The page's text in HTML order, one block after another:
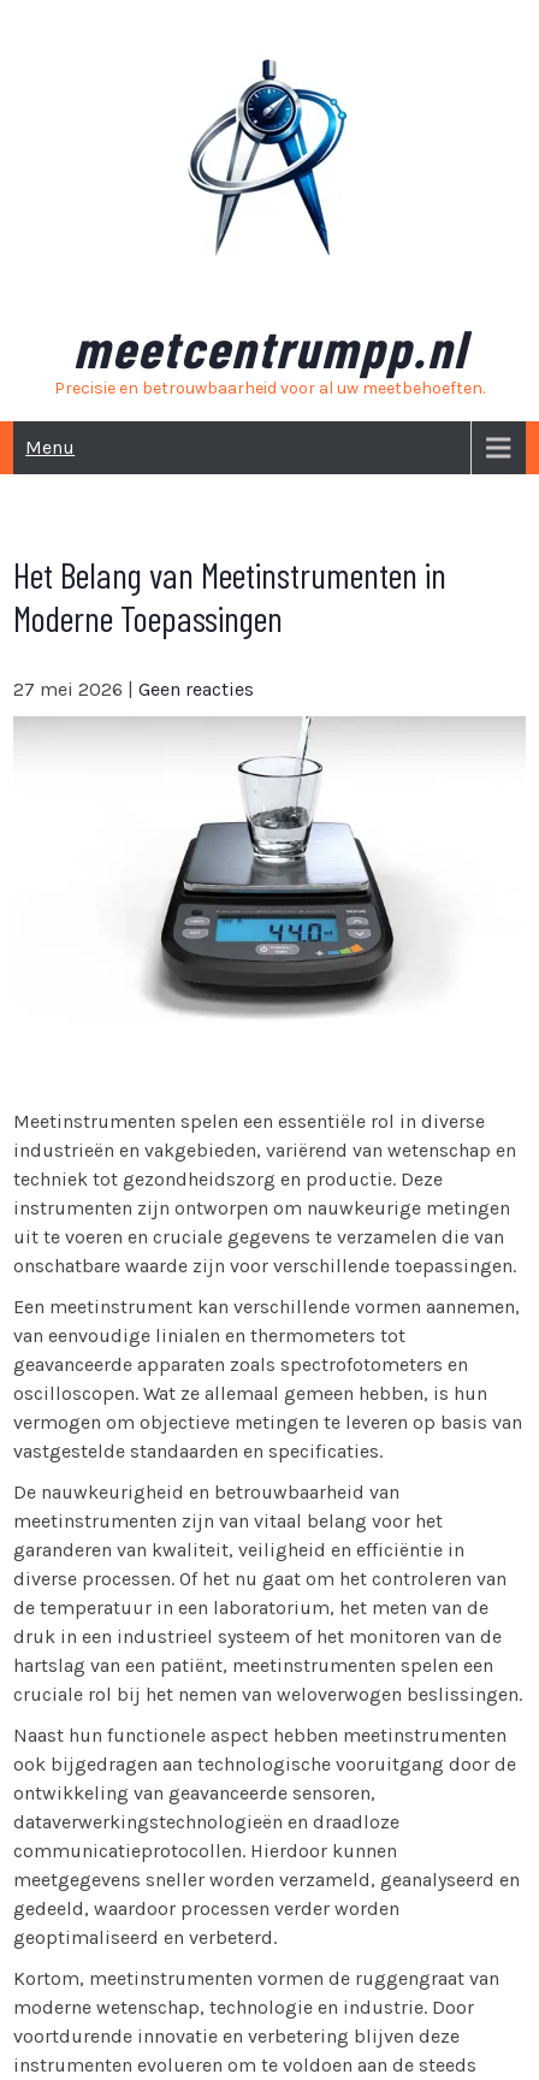
meetcentrumpp.nl
Precisie en betrouwbaarheid voor al uw meetbehoeften.
Menu
Het Belang van Meetinstrumenten in
Moderne Toepassingen
27 mei 2026 |Geen reacties
Meetinstrumenten spelen een essentiële rol in diverse
industrieën en vakgebieden, variërend van wetenschap en
techniek tot gezondheidszorg en productie. Deze
instrumenten zijn ontworpen om nauwkeurige metingen
uit te voeren en cruciale gegevens te verzamelen die van
onschatbare waarde zijn voor verschillende toepassingen.
Een meetinstrument kan verschillende vormen aannemen,
van eenvoudige linialen en thermometers tot
geavanceerde apparaten zoals spectrofotometers en
oscilloscopen. Wat ze allemaal gemeen hebben, is hun
vermogen om objectieve metingen te leveren op basis van
vastgestelde standaarden en specificaties.
De nauwkeurigheid en betrouwbaarheid van
meetinstrumenten zijn van vitaal belang voor het
garanderen van kwaliteit, veiligheid en efficiëntie in
diverse processen. Of het nu gaat om het controleren van
de temperatuur in een laboratorium, het meten van de
druk in een industrieel systeem of het monitoren van de
hartslag van een patiënt, meetinstrumenten spelen een
cruciale rol bij het nemen van weloverwogen beslissingen.
Naast hun functionele aspect hebben meetinstrumenten
ook bijgedragen aan technologische vooruitgang door de
ontwikkeling van geavanceerde sensoren,
dataverwerkingstechnologieën en draadloze
communicatieprotocollen. Hierdoor kunnen
meetgegevens sneller worden verzameld, geanalyseerd en
gedeeld, waardoor processen verder worden
geoptimaliseerd en verbeterd.
Kortom, meetinstrumenten vormen de ruggengraat van
moderne wetenschap, technologie en industrie. Door
voortdurende innovatie en verbetering blijven deze
instrumenten evolueren om te voldoen aan de steeds